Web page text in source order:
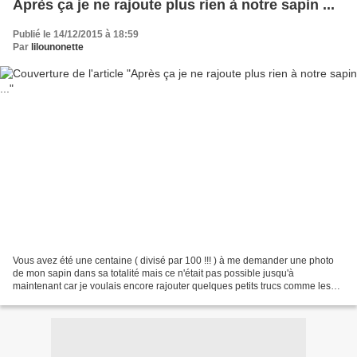
Après ça je ne rajoute plus rien à notre sapin ...
Publié le 14/12/2015 à 18:59
Par lilounonette
Vous avez été une centaine ( divisé par 100 !!! ) à me demander une photo
de mon sapin dans sa totalité mais ce n'était pas possible jusqu'à
maintenant car je voulais encore rajouter quelques petits trucs comme les